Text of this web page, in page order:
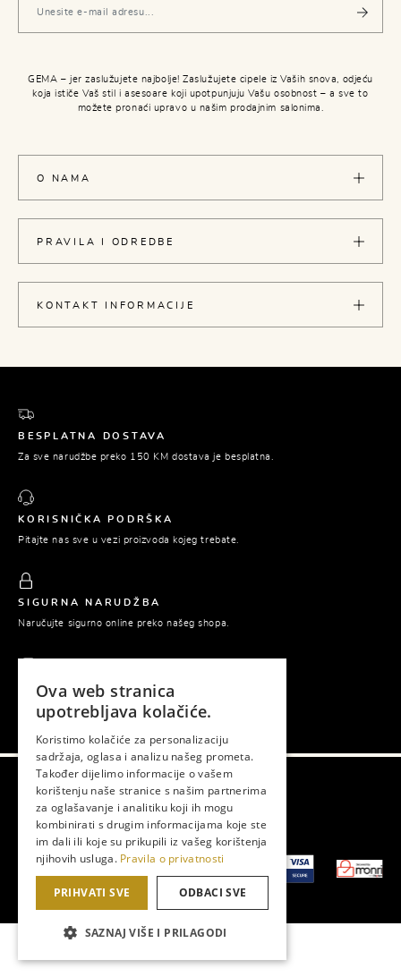
GEMA – jer zaslužujete najbolje! Zaslužujete cipele iz Vaših snova, odjeću
koja ističe Vaš stil i asesoare koji upotpunjuju Vašu osobnost – a sve to
možete pronaći upravo u našim prodajnim salonima.
O NAMA
PRAVILA I ODREDBE
KONTAKT INFORMACIJE
BESPLATNA DOSTAVA
Za sve narudžbe preko 150 KM dostava je besplatna.
KORISNIČKA PODRŠKA
Pitajte nas sve u vezi proizvoda kojeg trebate.
SIGURNA NARUDŽBA
Naručujte sigurno online preko našeg shopa.
PLAĆANJE POUZEĆEM
Platite tek prilikom preuzimanja naručene robe.
Gema © 2026. Sva prava zadržana.
Izrada web shopa: Lampa
Ova web stranica
upotrebljava kolačiće.
Koristimo kolačiće za personalizaciju
sadržaja, oglasa i analizu našeg prometa.
Također dijelimo informacije o vašem
korištenju naše stranice s našim partnerima
za oglašavanje i analitiku koji ih mogu
kombinirati s drugim informacijama koje ste
im dali ili koje su prikupili iz vašeg korištenja
njihovih usluga. Pravila o privatnosti
PRIHVATI SVE ODBACI SVE
SAZNAJ VIŠE I PRILAGODI